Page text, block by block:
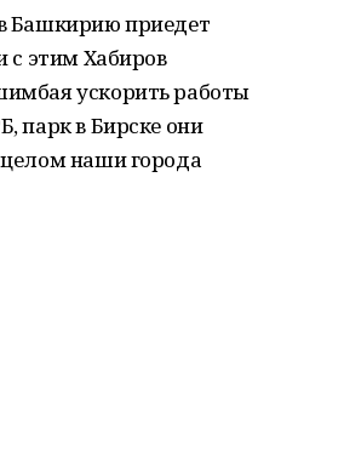
Башкирию приедет
с этим Хабиров
ускорить работы
парк в Бирске они
целом наши города